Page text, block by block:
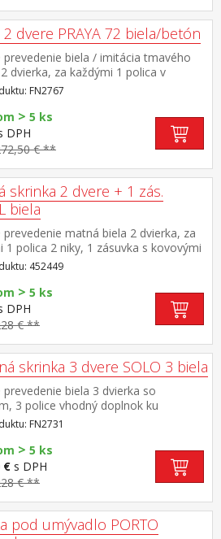
2 dvere PRAYA 72 biela/betón
prevedenie biela / imitácia tmavého
dvierka, za každými 1 polica v
časti nika s 1 policou vhodný doplnok
PRAYA FN2765, FN2766, FN2768
všetkých päť produktov možno tiež
zostavu FN27650
FN2767
> 5 ks
DPH
€ **
skrinka 2 dvere + 1 zás.
biela
matná biela 2 dvierka, za
1 polica 2 niky, 1 zásuvka s kovovými
montáž možná na pravú aj ľavú
nosnosti uvedené v návode
súčasť zostavy KORAL
452449
> 5 ks
DPH
€ **
skrinka 3 dvere SOLO 3 biela
biela 3 dvierka so
3 police vhodný doplnok ku
SOLO FN2730 a FN2769
FN2731
> 5 ks
€ s DPH
€ **
pod umývadlo PORTO